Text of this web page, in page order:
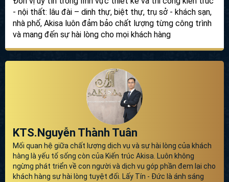
- nội thất: lâu đài – dinh thự, biệt thự, trụ sở - khách sạn,
nhà phố, Akisa luôn đảm bảo chất lượng từng công trình
và mang đến sự hài lòng cho mọi khách hàng
KTS.Nguyễn Thành Tuân
Mối quan hệ giữa chất lượng dịch vụ và sự hài lòng của khách
hàng là yếu tố sống còn của Kiến trúc Akisa. Luôn không
ngừng phát triển về con người và dịch vụ góp phần đem lại cho
khách hàng sự hài lòng tuyệt đối. Lấy Tín - Đức là ánh sáng